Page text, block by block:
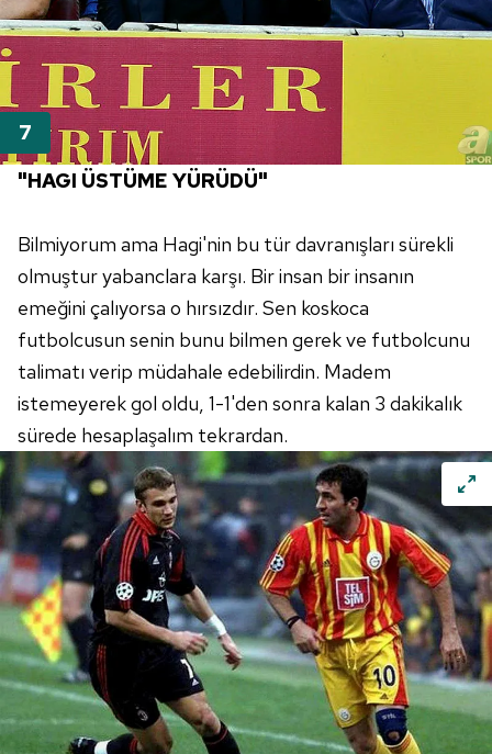
"HAGI ÜSTÜME YÜRÜDÜ"
Bilmiyorum ama Hagi'nin bu tür davranışları sürekli
olmuştur yabanclara karşı. Bir insan bir insanın
emeğini çalıyorsa o hırsızdır. Sen koskoca
futbolcusun senin bunu bilmen gerek ve futbolcunu
talimatı verip müdahale edebilirdin. Madem
istemeyerek gol oldu, 1-1'den sonra kalan 3 dakikalık
sürede hesaplaşalım tekrardan.